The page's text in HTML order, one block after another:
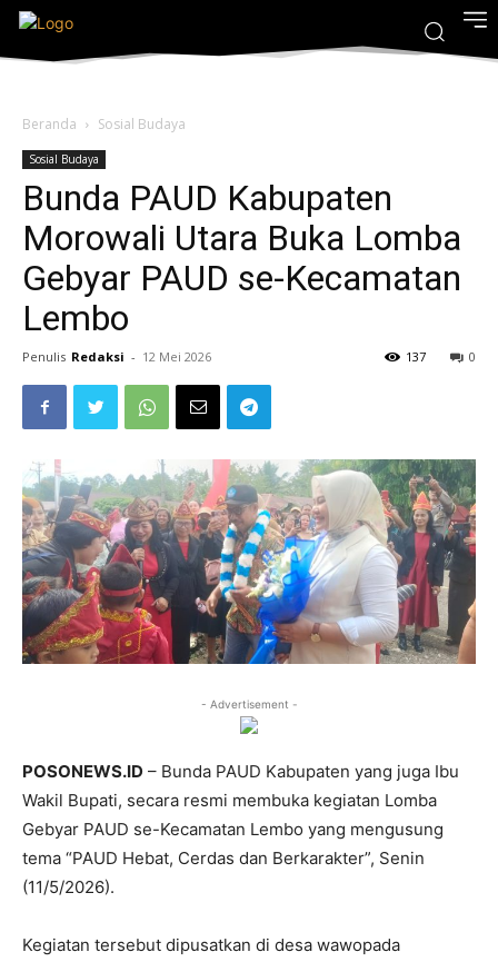
Beranda Sosial Budaya
Sosial Budaya
Bunda PAUD Kabupaten
Morowali Utara Buka Lomba
Gebyar PAUD se-Kecamatan
Lembo
Penulis Redaksi - 12 Mei 2026 0
137
- Advertisement -
POSONEWS.ID – Bunda PAUD Kabupaten yang juga Ibu
Wakil Bupati, secara resmi membuka kegiatan Lomba
Gebyar PAUD se-Kecamatan Lembo yang mengusung
tema “PAUD Hebat, Cerdas dan Berkarakter”, Senin
(11/5/2026).
Kegiatan tersebut dipusatkan di desa wawopada